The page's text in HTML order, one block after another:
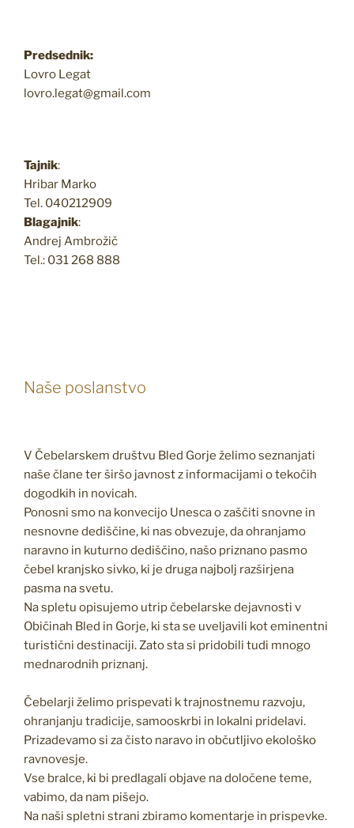
Predsednik:
Lovro Legat
lovro.legat@gmail.com
Tajnik:
Hribar Marko
Tel. 040212909
Blagajnik:
Andrej Ambrožič
Tel.: 031 268 888
Naše poslanstvo
V Čebelarskem društvu Bled Gorje želimo seznanjati
naše člane ter širšo javnost z informacijami o tekočih
dogodkih in novicah.
Ponosni smo na konvecijo Unesca o zaščiti snovne in
nesnovne dediščine, ki nas obvezuje, da ohranjamo
naravno in kuturno dediščino, našo priznano pasmo
čebel kranjsko sivko, ki je druga najbolj razširjena
pasma na svetu.
Na spletu opisujemo utrip čebelarske dejavnosti v
Običinah Bled in Gorje, ki sta se uveljavili kot eminentni
turistični destinaciji. Zato sta si pridobili tudi mnogo
mednarodnih priznanj.
Čebelarji želimo prispevati k trajnostnemu razvoju,
ohranjanju tradicije, samooskrbi in lokalni pridelavi.
Prizadevamo si za čisto naravo in občutljivo ekološko
ravnovesje.
Vse bralce, ki bi predlagali objave na določene teme,
vabimo, da nam pišejo.
Na naši spletni strani zbiramo komentarje in prispevke.